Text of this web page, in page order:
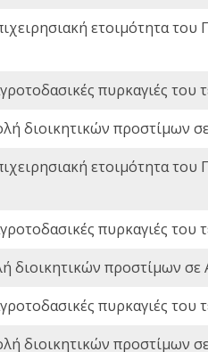
ετοιμότητα
πυρκαγιές
διοικητικών προστίμων
ετοιμότητα
πυρκαγιές
διοικητικών προστίμων
πυρκαγιές
διοικητικών προστίμων